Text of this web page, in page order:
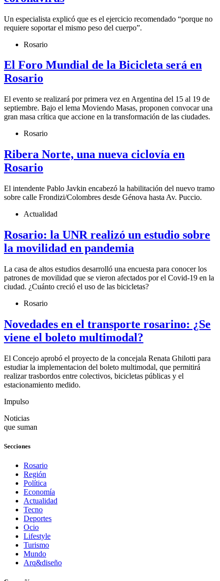
Un especialista explicó que es el ejercicio recomendado “porque no
requiere soportar el mismo peso del cuerpo”.
Rosario
El Foro Mundial de la Bicicleta será en
Rosario
El evento se realizará por primera vez en Argentina del 15 al 19 de
septiembre. Bajo el lema Moviendo Masas, proponen convocar una
gran masa crítica que accione en la transformación de las ciudades.
Rosario
Ribera Norte, una nueva ciclovía en
Rosario
El intendente Pablo Javkin encabezó la habilitación del nuevo tramo
sobre calle Frondizi/Colombres desde Génova hasta Av. Puccio.
Actualidad
Rosario: la UNR realizó un estudio sobre
la movilidad en pandemia
La casa de altos estudios desarrolló una encuesta para conocer los
patrones de movilidad que se vieron afectados por el Covid-19 en la
ciudad. ¿Cuánto creció el uso de las bicicletas?
Rosario
Novedades en el transporte rosarino: ¿Se
viene el boleto multimodal?
El Concejo aprobó el proyecto de la concejala Renata Ghilotti para
estudiar la implementacion del boleto multimodal, que permitirá
realizar trasbordos entre colectivos, bicicletas públicas y el
estacionamiento medido.
Impulso
Noticias
que suman
Secciones
Rosario
Región
Política
Economía
Actualidad
Tecno
Deportes
Ocio
Lifestyle
Turismo
Mundo
Arq&diseño